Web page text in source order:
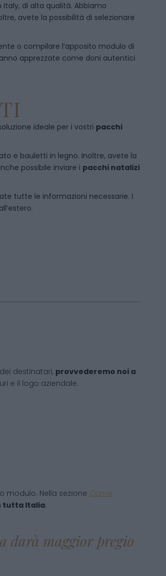
di alta qualità. Abbiamo
avete la possibilità di selezionare
o compilare l’apposito modulo di
apprezzate come doni autentici
ideale per i vostri pacchi
e bauletti in legno. Inoltre, avete la
possibile inviare i pacchi natalizi
tutte le informazioni necessarie. I
destinatari, provvederemo noi a
e il logo aziendale.
modulo. Nella sezione Come
tutta Italia.
darà maggior pregio